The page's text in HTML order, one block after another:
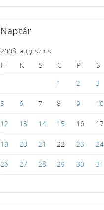
Naptár
2008. augusztus
H
K S C P S
1
2 3
5 6 7 8 9 10
12 13 14 15 16 17
19 20 21 22 23 24
26 27 28 29 30 31